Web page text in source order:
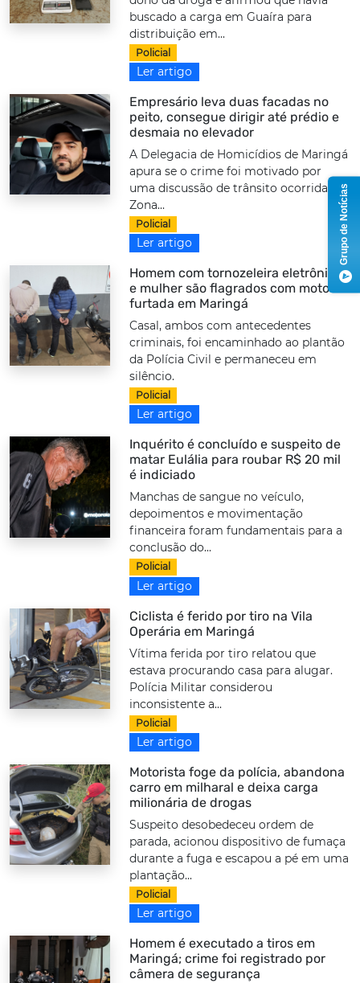
buscado a carga em Guaíra para
distribuição em...
Policial
Ler artigo
Empresário leva duas facadas no
peito, consegue dirigir até prédio e
desmaia no elevador
A Delegacia de Homicídios de Maringá
apura se o crime foi motivado por
uma discussão de trânsito ocorrida na
Zona...
Policial
Ler artigo
Homem com tornozeleira eletrônica
e mulher são flagrados com moto
furtada em Maringá
Casal, ambos com antecedentes
criminais, foi encaminhado ao plantão
da Polícia Civil e permaneceu em
silêncio.
Policial
Ler artigo
Inquérito é concluído e suspeito de
matar Eulália para roubar R$ 20 mil
é indiciado
Manchas de sangue no veículo,
depoimentos e movimentação
financeira foram fundamentais para a
conclusão do...
Policial
Ler artigo
Ciclista é ferido por tiro na Vila
Operária em Maringá
Vítima ferida por tiro relatou que
estava procurando casa para alugar.
Polícia Militar considerou
inconsistente a...
Policial
Ler artigo
Motorista foge da polícia, abandona
carro em milharal e deixa carga
milionária de drogas
Suspeito desobedeceu ordem de
parada, acionou dispositivo de fumaça
durante a fuga e escapou a pé em uma
plantação...
Policial
Ler artigo
Homem é executado a tiros em
Maringá; crime foi registrado por
câmera de segurança
Grupo de Notícias